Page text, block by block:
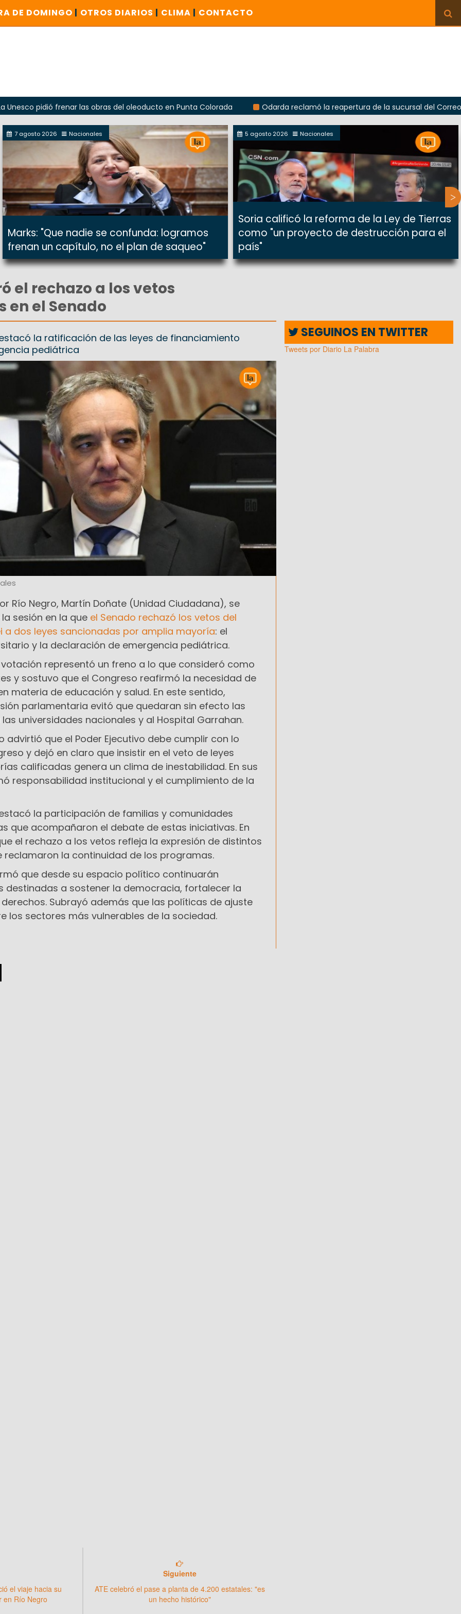
DE DOMINGO | OTROS DIARIOS | CLIMA | CONTACTO
pidió frenar las obras del oleoducto en Punta Colorada
Odarda reclamó la reapertura de la sucursal del Correo
7 agosto 2026 Nacionales
Marks: "Que nadie se confunda: logramos
frenan un capítulo, no el plan de saqueo"
5 agosto 2026 Nacionales
Soria calificó la reforma de la Ley de Tierras
como "un proyecto de destrucción para el
país"
el rechazo a los vetos
en el Senado
la ratificación de las leyes de financiamiento
pediátrica
Río Negro, Martín Doñate (Unidad Ciudadana), se
sesión en la que el Senado rechazó los vetos del
a dos leyes sancionadas por amplia mayoría: el
y la declaración de emergencia pediátrica.
representó un freno a lo que consideró como
y sostuvo que el Congreso reafirmó la necesidad de
materia de educación y salud. En este sentido,
parlamentaria evitó que quedaran sin efecto las
universidades nacionales y al Hospital Garrahan.
advirtió que el Poder Ejecutivo debe cumplir con lo
y dejó en claro que insistir en el veto de leyes
calificadas genera un clima de inestabilidad. En sus
responsabilidad institucional y el cumplimiento de la
la participación de familias y comunidades
que acompañaron el debate de estas iniciativas. En
el rechazo a los vetos refleja la expresión de distintos
reclamaron la continuidad de los programas.
que desde su espacio político continuarán
destinadas a sostener la democracia, fortalecer la
Subrayó además que las políticas de ajuste
los sectores más vulnerables de la sociedad.
el viaje hacia su
en Río Negro
Siguiente
ATE celebró el pase a planta de 4.200 estatales: "es
un hecho histórico"
SEGUINOS EN TWITTER
Tweets por Diario La Palabra